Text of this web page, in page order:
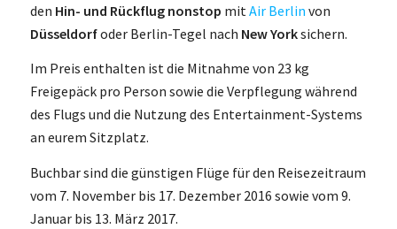
den Hin- und Rückflug nonstop mit Air Berlin von
Düsseldorfoder Berlin-Tegel nach New Yorksichern.
Im Preis enthalten ist die Mitnahme von 23 kg
Freigepäck pro Person sowie die Verpflegung während
des Flugs und die Nutzung des Entertainment-Systems
an eurem Sitzplatz.
Buchbar sind die günstigen Flüge für den Reisezeitraum
vom 7. November bis 17. Dezember 2016 sowie vom 9.
Januar bis 13. März 2017.